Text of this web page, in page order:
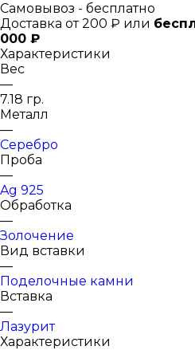
Самовывоз - бесплатно
Доставка от 200 ₽ или
000 ₽
Характеристики
Вес
—
7.18 гр.
Металл
—
Серебро
Проба
—
Ag 925
Обработка
—
Золочение
Вид вставки
—
Поделочные камни
Вставка
—
Лазурит
Характеристики